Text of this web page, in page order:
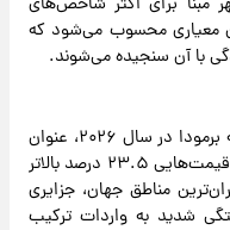
معیاری محسوب می‌شود که
با آن سنجیده می‌شوند.
با نگاهی فراتر از شهرها، می‌توان گفت که برمودا در سال ۲۰۲۶، عنوان
گران‌ترین مکان برای زندگی در جهان را با قیمت‌هایی ۲۳.۵ درصد بالاتر
مناطق جهان، جزایری
شدید به واردات ترکیب